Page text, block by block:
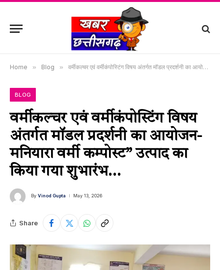
Home » Blog » वर्मीकल्चर एवं वर्मीकंपोस्टिंग विषय अंतर्गत मॉडल प्रदर्शनी का आयोजन-मनियारा वर्मी कम्पोस्ट” उत्पाद का किया गया शुभारंभ…
BLOG
वर्मीकल्चर एवं वर्मीकंपोस्टिंग विषय
अंतर्गत मॉडल प्रदर्शनी का आयोजन-
मनियारा वर्मी कम्पोस्ट” उत्पाद का
किया गया शुभारंभ…
By Vinod Gupta May 13, 2026
Share